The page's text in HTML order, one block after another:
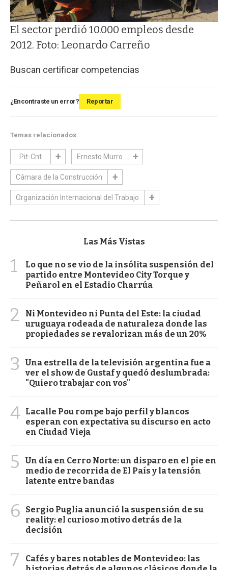
El sector perdió 10.000 empleos desde
2012. Foto: Leonardo Carreño
Buscan certificar competencias
¿Encontraste un error? Reportar
Temas relacionados
Pit-Cnt Ernesto Murro
Cámara de la Construcción
Organización Internacional del Trabajo
Las Más Vistas
1
Lo que no se vio de la insólita suspensión del
partido entre Montevideo City Torque y
Peñarol en el Estadio Charrúa
2
Ni Montevideo ni Punta del Este: la ciudad
uruguaya rodeada de naturaleza donde las
propiedades se revalorizan más de un 20%
3
Una estrella de la televisión argentina fue a
ver el show de Gustaf y quedó deslumbrada:
"Quiero trabajar con vos"
4 Lacalle Pou rompe bajo perfil y blancos
esperan con expectativa su discurso en acto
en Ciudad Vieja
5
Un día en Cerro Norte: un disparo en el pie en
medio de recorrida de El País y la tensión
latente entre bandas
6
Sergio Puglia anunció la suspensión de su
reality: el curioso motivo detrás de la
decisión
7
Cafés y bares notables de Montevideo: las